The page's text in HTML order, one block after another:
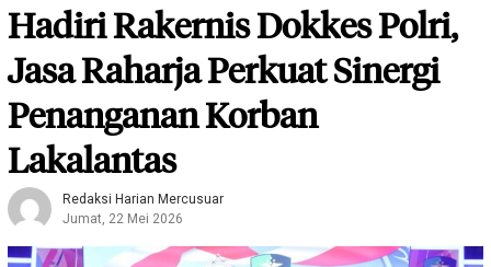
Hadiri Rakernis Dokkes Polri,
Jasa Raharja Perkuat Sinergi
Penanganan Korban
Lakalantas
Redaksi Harian Mercusuar
Jumat, 22 Mei 2026